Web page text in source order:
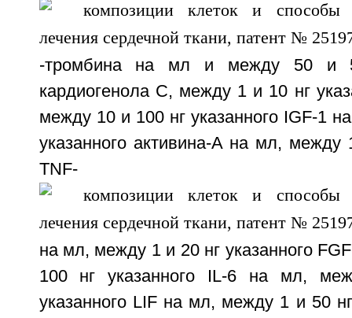
-тромбина на мл и между 50 и
кардиогенола C, между 1 и 10 нг
между 10 и 100 нг указанного IGF-1
указанного активина-А на мл, между
TNF-
на мл, между 1 и 20 нг указанного
100 нг указанного IL-6 на мл,
указанного LIF на мл, между 1 и 50